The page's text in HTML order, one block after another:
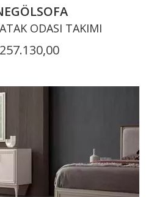
ODASI TAKIMI
257.130,00